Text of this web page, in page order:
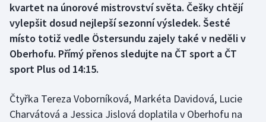
Dostihy
Florbal
Futsal
Golf
kvartet na únorové mistrovství světa. Češky chtějí
vylepšit dosud nejlepší sezonní výsledek. Šesté
místo totiž vedle Östersundu zajely také v neděli v
Oberhofu. Přímý přenos sledujte na ČT sport a ČT
sport Plus od 14:15.
Čtyřka Tereza Voborníková, Markéta Davidová, Lucie
Charvátová a Jessica Jislová doplatila v Oberhofu na